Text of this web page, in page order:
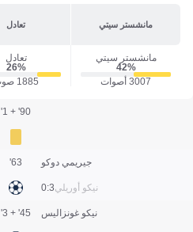
مانشستر سيتي تعادل
مانشستر سيتي
42‎%‎
3007 أصوات
تعادل
26‎%‎
1885 صوت
90' + 1'
جيريمي دوكو
نيكو أوريلي3:0
63'
نيكو غونزاليس 45' + 3'